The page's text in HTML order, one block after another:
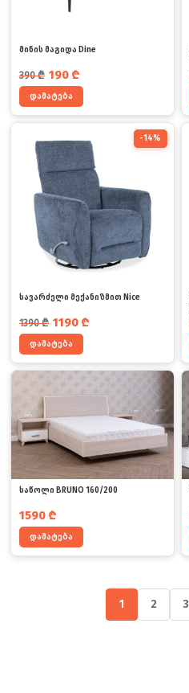
390₾
საწყისი ფასი იყო: 390 ₾.
190 ₾
მიმდინარე ფასია: 190 ₾.
მინის მაგიდა Dine
დამატება
-14%
1390₾
საწყისი ფასი იყო: 1390 ₾.
1190 ₾
მიმდინარე ფასია: 1190 ₾.
სავარძელი მექანიზმით Nice
დამატება
1590 ₾
საწოლი BRUNO 160/200
დამატება
1 2 3